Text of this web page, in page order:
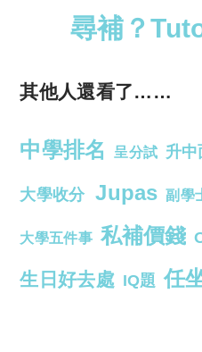
尋補？
其他人還看了……
中學排名 呈分試 升中
大學收分 Jupas 副學
大學五件事 私補價錢
生日好去處 IQ題 任